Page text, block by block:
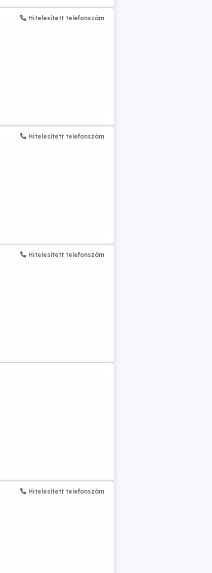
Hitelesített telefonszám
Hitelesített telefonszám
Hitelesített telefonszám
Hitelesített telefonszám